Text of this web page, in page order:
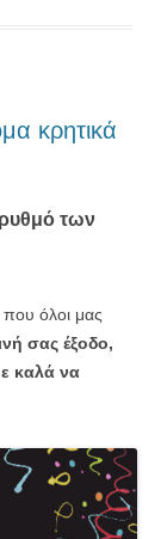
κρητικά
ρυθμό των
που όλοι μας
σας έξοδο,
καλά να